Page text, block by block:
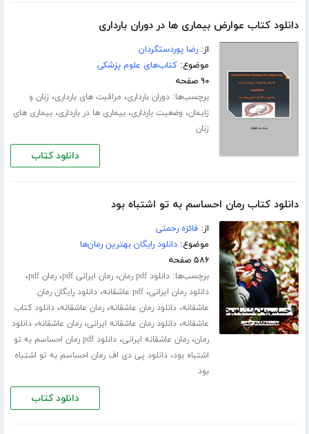
دانلود کتاب عوارض بیماری ها در دوران بارداری
از:رضا پوردستگردان
موضوع:کتاب‌های علوم پزشکی
۹۰ صفحه
برچسب‌ها:دوران بارداری، مراقبت های بارداری، زنان و
زایمان، وضعیت بارداری،بیماری ها در بارداری،بیماری های
زنان
دانلود کتاب
دانلود کتاب رمان احساسم به تو اشتباه بود
از:فائزه رحمتی
موضوع:دانلود رایگان بهترین رمان‌ها
۵۸۶ صفحه
برچسب‌ها:دانلود pdf رمان ،رمان ایرانی pdf ،رمان pdf ،
دانلود رمان ایرانی،pdf عاشقانه ،دانلود رایگان رمان
عاشقانه،دانلود رمان عاشقانه،رمان عاشقانه،دانلود کتاب
عاشقانه،دانلود رمان عاشقانه ایرانی،رمان عاشقانه،دانلود
رمان،رمان عاشقانه ایرانی،
دانلود pdf رمان احساسم به تو
اشتباه بود،دانلود پی دی اف رمان احساسم به تو اشتباه
بود
دانلود کتاب